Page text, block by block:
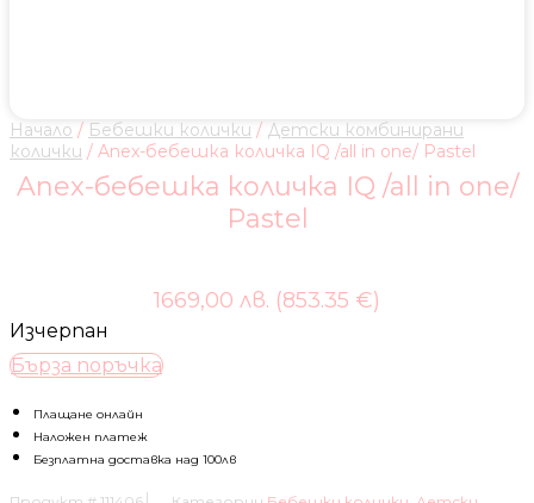
Начало / Бебешки колички / Детски комбинирани
колички / Anex-бебешка количка IQ /all in one/ Pastel
Anex-бебешка количка IQ /all in one/
Pastel
1669,00 лв. (853.35 €)
Изчерпан
Бърза поръчка
Плащане онлайн
Наложен платеж
Безплатна доставка над 100лв